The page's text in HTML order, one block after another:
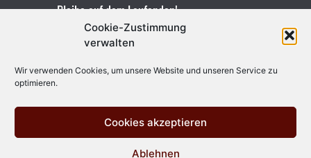
Cookie-Zustimmung
verwalten
Wir verwenden Cookies, um unsere Website und unseren Service zu
optimieren.
Cookies akzeptieren
Ablehnen
Bleibe auf dem Laufenden!